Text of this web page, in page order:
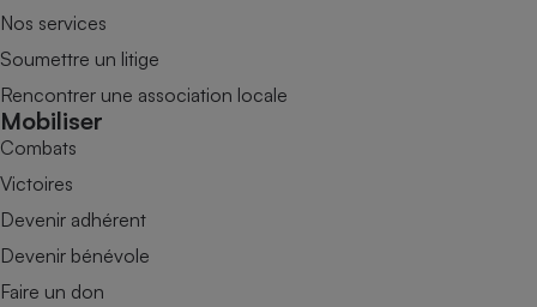
Nos services
Soumettre un litige
Rencontrer une association locale
Mobiliser
Combats
Victoires
Devenir adhérent
Devenir bénévole
Faire un don